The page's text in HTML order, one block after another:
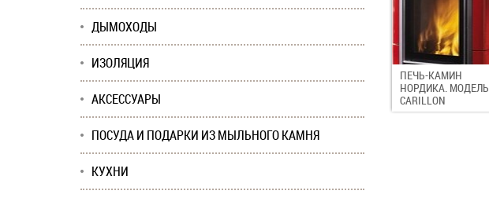
ПЕЧЬ-КАМИН
НОРДИКА. МОДЕЛЬ
CARILLON
ДЫМОХОДЫ
ИЗОЛЯЦИЯ
АКСЕССУАРЫ
ПОСУДА И ПОДАРКИ ИЗ МЫЛЬНОГО КАМНЯ
КУХНИ